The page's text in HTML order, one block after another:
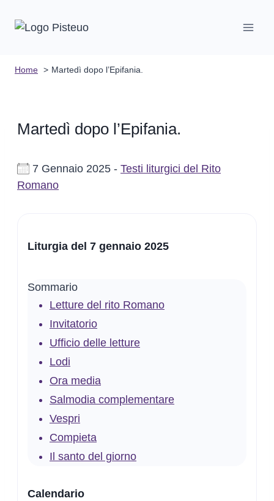
Home Martedì dopo l’Epifania.
Martedì dopo l’Epifania.
7 Gennaio 2025 - Testi liturgici del Rito
Romano
Liturgia del 7 gennaio 2025
Sommario
Letture del rito Romano
Invitatorio
Ufficio delle letture
Lodi
Ora media
Salmodia complementare
Vespri
Compieta
Il santo del giorno
Calendario